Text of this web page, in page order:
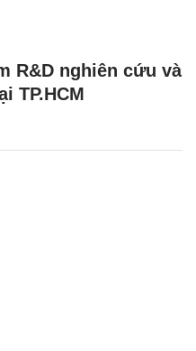
R&D nghiên cứu và
TP.HCM